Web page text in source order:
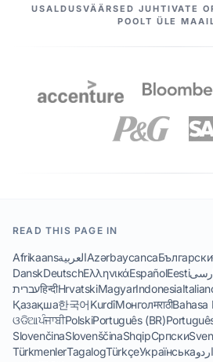
MEIE PARTNERID
USALDUSVÄÄRSED JUHTIVATE
POOLT ÜLE
READ THIS PAGE IN
AfrikaansالعربيةAzərbaycancaБългарски
DanskDeutschΕλληνικάEspañolEesti
עבריתहिन्दीHrvatskiMagyarIndonesia
Қазақша한국어KurdîМонголमराठीBahasa
ଓଡିଆਪੰਜਾਬੀPolskiPortuguês (BR)
SlovenčinaSlovenščinaShqipСрпски
TürkmenlerTagalogTürkçeУкраїнськаاردو